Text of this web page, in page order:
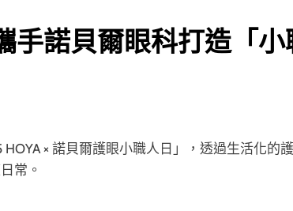
手諾貝爾眼科打造「小
× 諾貝爾護眼小職人日」，透過生活化的
常。